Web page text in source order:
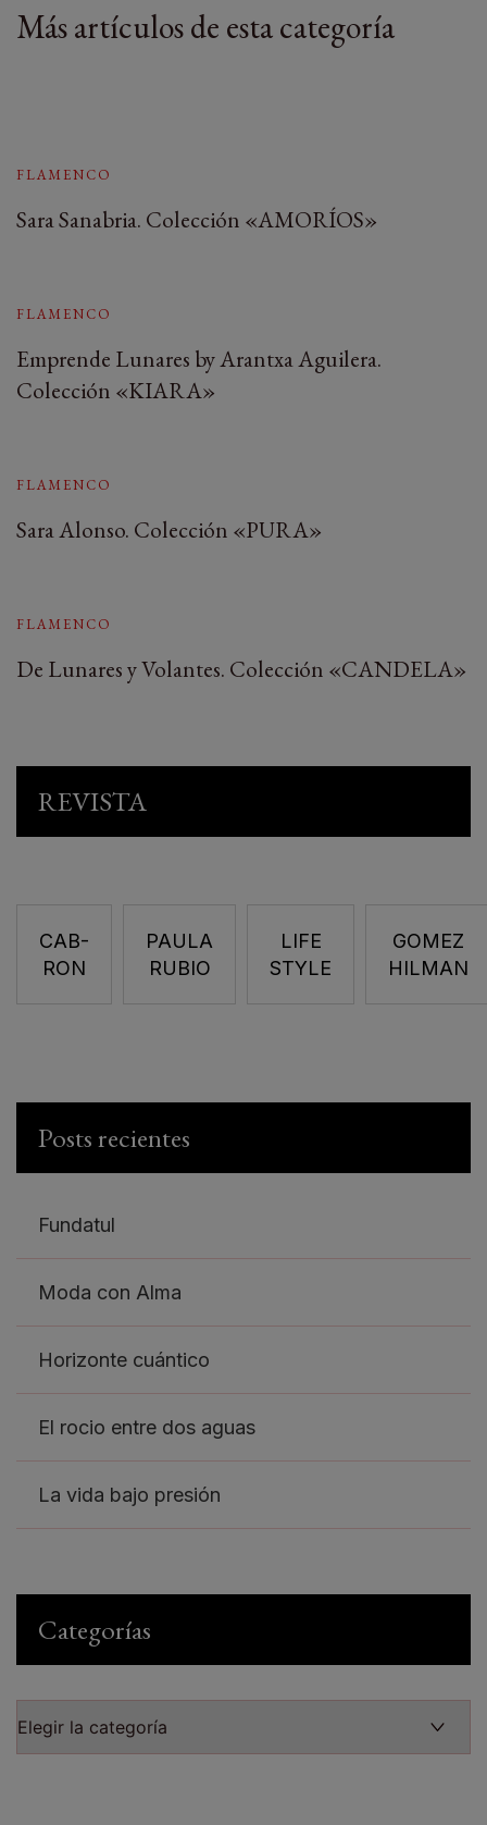
Más artículos de esta categoría
FLAMENCO
Sara Sanabria. Colección «AMORÍOS»
FLAMENCO
Emprende Lunares by Arantxa Aguilera.
Colección «KIARA»
FLAMENCO
Sara Alonso. Colección «PURA»
FLAMENCO
De Lunares y Volantes. Colección «CANDELA»
REVISTA
CAB-
RON
PAULA
RUBIO
LIFE
STYLE
GOMEZ
HILMAN
Posts recientes
Fundatul
Moda con Alma
Horizonte cuántico
El rocio entre dos aguas
La vida bajo presión
Categorías